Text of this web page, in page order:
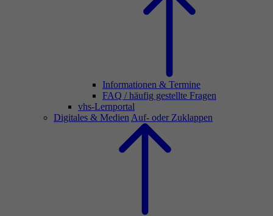
Informationen & Termine
FAQ / häufig gestellte Fragen
vhs-Lernportal
Digitales & Medien Auf- oder Zuklappen